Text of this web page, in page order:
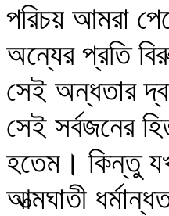
পরিচয় আমরা
অন্যের প্রতি
সেই অন্ধতার
সেই সর্বজনের
হতেম। কিন্তু
আত্মঘাতী